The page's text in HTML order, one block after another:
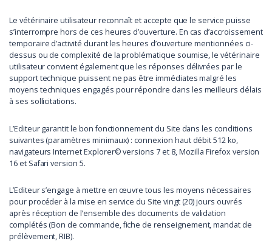
Le vétérinaire utilisateur reconnaît et accepte que le service puisse
s’interrompre hors de ces heures d’ouverture. En cas d’accroissement
temporaire d’activité durant les heures d’ouverture mentionnées ci-
dessus ou de complexité de la problématique soumise, le vétérinaire
utilisateur convient également que les réponses délivrées par le
support technique puissent ne pas être immédiates malgré les
moyens techniques engagés pour répondre dans les meilleurs délais
à ses sollicitations.
L’Editeur garantit le bon fonctionnement du Site dans les conditions
suivantes (paramètres minimaux) : connexion haut débit 512 ko,
navigateurs Internet Explorer© versions 7 et 8, Mozilla Firefox version
16 et Safari version 5.
L’Editeur s’engage à mettre en œuvre tous les moyens nécessaires
pour procéder à la mise en service du Site vingt (20) jours ouvrés
après réception de l’ensemble des documents de validation
complétés (Bon de commande, fiche de renseignement, mandat de
prélèvement, RIB).